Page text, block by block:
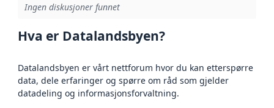
Ingen diskusjoner funnet
Hva er Datalandsbyen?
Datalandsbyen er vårt nettforum hvor du kan etterspørre
data, dele erfaringer og spørre om råd som gjelder
datadeling og informasjonsforvaltning.